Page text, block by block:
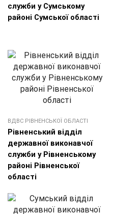
служби у Сумському
районі Сумської області
ВДВС РІВНЕНСЬКОЇ ОБЛАСТІ
Рівненський відділ
державної виконавчої
служби у Рівненському
районі Рівненської
області